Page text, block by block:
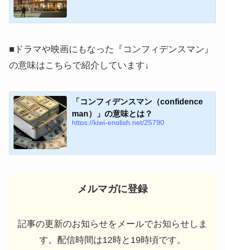
■ドラマや映画にもなった『コンフィデンスマン』
の意味はこちらで紹介しています↓
「コンフィデンスマン（confidence
man）」の意味とは？
https://kiwi-english.net/25790
メルマガに登録
記事の更新のお知らせをメールでお知らせしま
す。配信時間は12時と19時頃です。